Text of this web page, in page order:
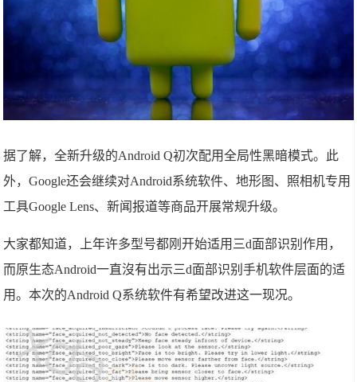
据了解，全新升级的Android Q初次配用全局性黑暗模式。此
外，Google还会继续对Android系统软件、地形图、照相机专用
工具Google Lens、新闻报道等商品开展常规升级。
大家都知道，上年许多型号都刚开始适用三d面部识别作用，
而原生态Android一直沒有出示三d面部识别手机软件层面的适
用。本次的Android Q系统软件有希望改进这一现况。